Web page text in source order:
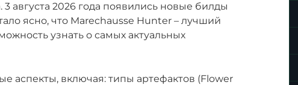
3 августа 2026 года появились новые билды
ясно, что Marechausse Hunter – лучший
узнать о самых актуальных
аспекты, включая: типы артефактов (Flower